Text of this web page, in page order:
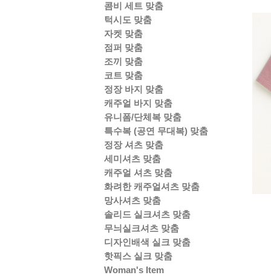
콤비 세트 맞춤
턱시도 맞춤
자켓 맞춤
점퍼 맞춤
조끼 맞춤
코트 맞춤
정장 바지 맞춤
캐주얼 바지 맞춤
유니폼/단체복 맞춤
특수복 (공연 무대복) 맞춤
정장 셔츠 맞춤
세미셔츠 맞춤
캐주얼 셔츠 맞춤
화려한 캐주얼셔츠 맞춤
망사셔츠 맞춤
솔리드 실크셔츠 맞춤
무늬실크셔츠 맞춤
디자인배색 실크 맞춤
핫픽스 실크 맞춤
Woman's Item